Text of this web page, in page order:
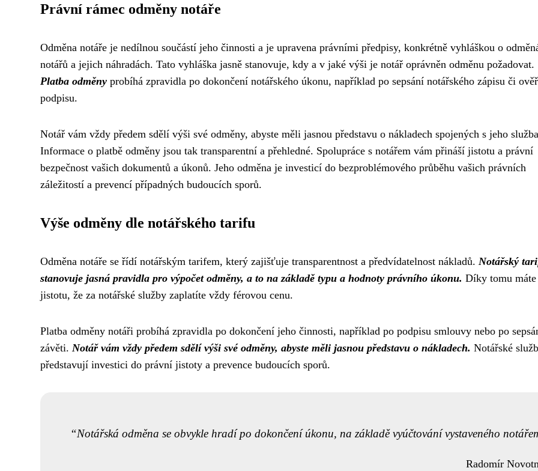
Právní rámec odměny notáře
Odměna notáře je nedílnou součástí jeho činnosti a je upravena právními předpisy, konkrétně vyhláškou o
notářů a jejich náhradách. Tato vyhláška jasně stanovuje, kdy a v jaké výši je notář oprávněn odměnu požadovat.
Platba odměny probíhá zpravidla po dokončení notářského úkonu, například po sepsání notářského zápisu či
podpisu.
Notář vám vždy předem sdělí výši své odměny, abyste měli jasnou představu o nákladech spojených s jeho
Informace o platbě odměny jsou tak transparentní a přehledné. Spolupráce s notářem vám přináší jistotu a právní
bezpečnost vašich dokumentů a úkonů. Jeho odměna je investicí do bezproblémového průběhu vašich právních
záležitostí a prevencí případných budoucích sporů.
Výše odměny dle notářského tarifu
Odměna notáře se řídí notářským tarifem, který zajišťuje transparentnost a předvídatelnost nákladů. Notářský
stanovuje jasná pravidla pro výpočet odměny, a to na základě typu a hodnoty právního úkonu. Díky tomu máte
jistotu, že za notářské služby zaplatíte vždy férovou cenu.
Platba odměny notáři probíhá zpravidla po dokončení jeho činnosti, například po podpisu smlouvy nebo po
závěti. Notář vám vždy předem sdělí výši své odměny, abyste měli jasnou představu o nákladech. Notářské
představují investici do právní jistoty a prevence budoucích sporů.
Notářská odměna se obvykle hradí po dokončení úkonu, na základě vyúčtování vystaveného
Radomír